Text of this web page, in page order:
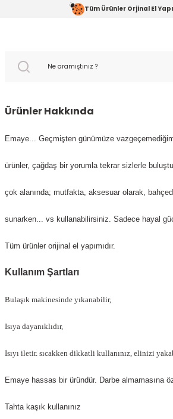
Tüm Ürünler Orjinal El
Ürünler Hakkında
Emaye... Geçmişten günümüze
ürünler, çağdaş bir yorumla tekrar sizlerle
çok alanında; mutfakta, aksesuar olarak,
sunarken... vs kullanabilirsiniz. Sadece hayal
Tüm ürünler orijinal el yapımıdır.
Kullanım Şartları
Bulaşık makinesinde yıkanabilir,
Isıya dayanıklıdır,
Isıyı iletir. sıcakken dikkatli kullanınız, elinizi
Emaye hassas bir üründür. Darbe almamasına
Tahta kaşık kullanınız